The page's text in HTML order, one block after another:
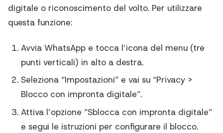
digitale o riconoscimento del volto. Per utilizzare
questa funzione:
Avvia WhatsApp e tocca l’icona del menu (tre
punti verticali) in alto a destra.
Seleziona “Impostazioni” e vai su “Privacy >
Blocco con impronta digitale”.
Attiva l’opzione “Sblocca con impronta digitale”
e segui le istruzioni per configurare il blocco.